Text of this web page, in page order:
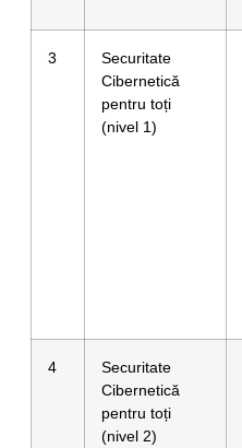
3
Securitate
Cibernetică
pentru toți
(nivel 1)
4
Securitate
Cibernetică
pentru toți
(nivel 2)